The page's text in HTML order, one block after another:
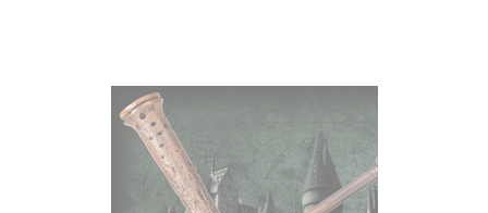
Preciosa réplica oficial de la varita
del profesor Sprout con motivo de
la película Harry Potter, Las
Reliquias de la Muerte (Harry
Potter and the Deathly Hollow).
Viene en caja de regalo.